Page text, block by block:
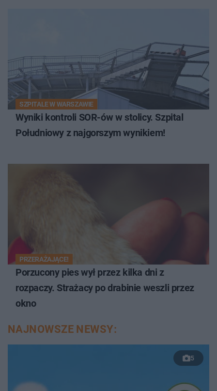
SZPITALE W WARSZAWIE
Wyniki kontroli SOR-ów w stolicy. Szpital
Południowy z najgorszym wynikiem!
PRZERAŻAJĄCE!
Porzucony pies wył przez kilka dni z
rozpaczy. Strażacy po drabinie weszli przez
okno
NAJNOWSZE NEWSY:
5